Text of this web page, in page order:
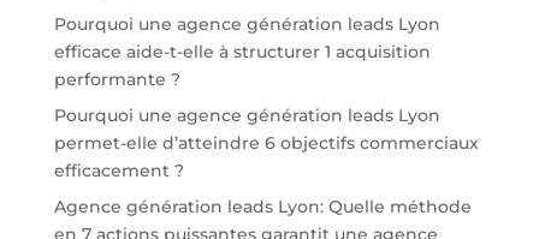
Pourquoi une agence génération leads Lyon
efficace aide-t-elle à structurer 1 acquisition
performante ?
Pourquoi une agence génération leads Lyon
permet-elle d’atteindre 6 objectifs commerciaux
efficacement ?
Agence génération leads Lyon: Quelle méthode
en 7 actions puissantes garantit une agence